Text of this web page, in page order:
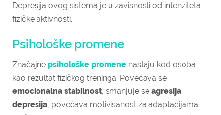
Depresija ovog sistema je u zavisnosti od intenziteta
fizičke aktivnosti.
Psihološke promene
Značajne psihološke promene nastaju kod osoba
kao rezultat fizičkog treninga. Povećava se
emocionalna stabilnost, smanjuje se agresija i
depresija, povećava motivisanost za adaptacijama.